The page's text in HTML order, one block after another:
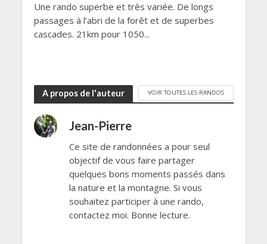
Une rando superbe et très variée. De longs
passages à l’abri de la forêt et de superbes
cascades. 21km pour 1050...
A propos de l'auteur VOIR TOUTES LES RANDOS
Jean-Pierre
Ce site de randonnées a pour seul
objectif de vous faire partager
quelques bons moments passés dans
la nature et la montagne. Si vous
souhaitez participer à une rando,
contactez moi. Bonne lecture.